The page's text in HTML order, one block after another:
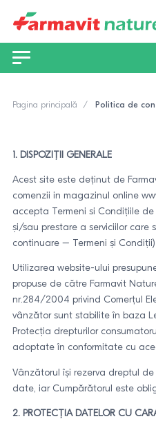
Pagina principală Politica de
1. DISPOZIȚII GENERALE
Acest site este deținut de
comenzii in magazinul online
accepta Termeni si Condițiile
și/sau prestare a serviciilor care
continuare – Termeni și
Utilizarea website-ului
propuse de către Farmavit
nr.284/2004 privind Comerțul
vânzător sunt stabilite în baza
Protecția drepturilor
adoptate în conformitate cu
Vânzătorul își rezerva dreptul
date, iar Cumpărătorul este
2. PROTECȚIA DATELOR CU